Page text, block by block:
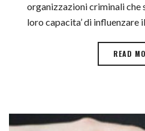
organizzazioni criminali che
loro capacita’ di influenzare
READ